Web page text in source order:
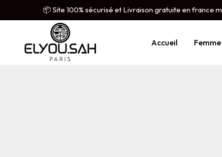
📦 Site 100% sécurisé et Livraison gratuite en france
Accueil Femme